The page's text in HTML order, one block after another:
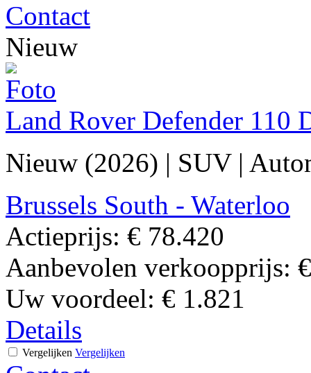
Contact
Nieuw
Land Rover Defender 110
Nieuw (2026) | SUV|
Brussels South - Waterloo
Actieprijs: € 78.420
Aanbevolen verkoopprijs:
Uw voordeel: € 1.821
Details
Vergelijken Vergelijken